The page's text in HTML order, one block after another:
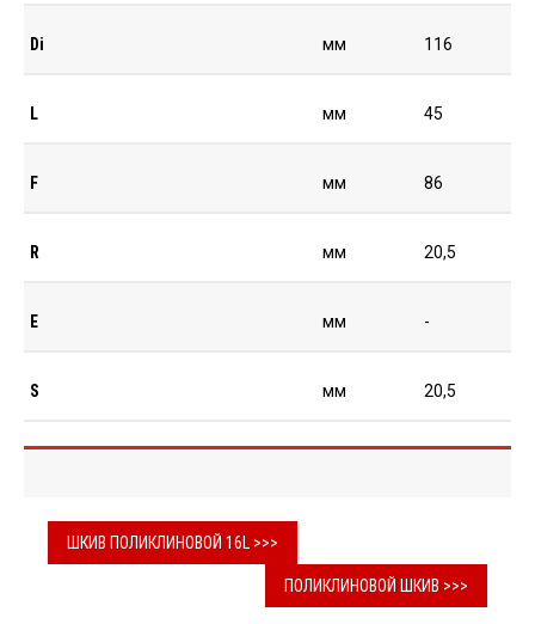
Di мм 116
L мм 45
F мм 86
R мм 20,5
E мм -
S мм 20,5
ШКИВ ПОЛИКЛИНОВОЙ 16L >>>
ПОЛИКЛИНОВОЙ ШКИВ >>>